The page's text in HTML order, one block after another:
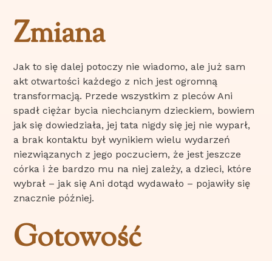
Zmiana
Jak to się dalej potoczy nie wiadomo, ale już sam
akt otwartości każdego z nich jest ogromną
transformacją. Przede wszystkim z pleców Ani
spadł ciężar bycia niechcianym dzieckiem, bowiem
jak się dowiedziała, jej tata nigdy się jej nie wyparł,
a brak kontaktu był wynikiem wielu wydarzeń
niezwiązanych z jego poczuciem, że jest jeszcze
córka i że bardzo mu na niej zależy, a dzieci, które
wybrał – jak się Ani dotąd wydawało – pojawiły się
znacznie później.
Gotowość